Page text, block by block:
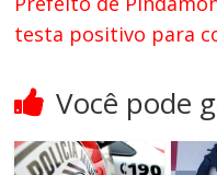
testa positivo para
Você pode